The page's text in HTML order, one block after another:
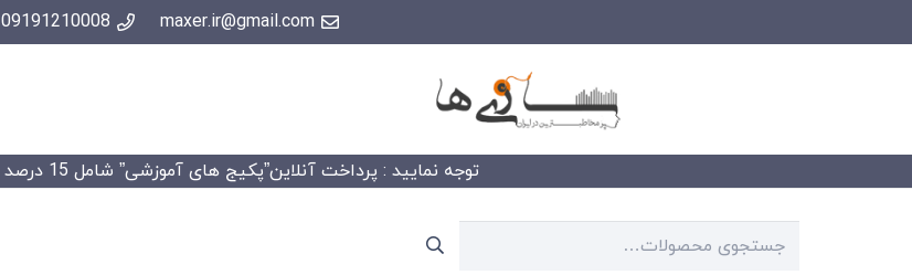
maxer.ir@gmail.com
09191210008
توجه نمایید : پرداخت آنلاین”پکیج های آموزشی” شامل 15 درصد تخفیف خواهد شد.
جستجو